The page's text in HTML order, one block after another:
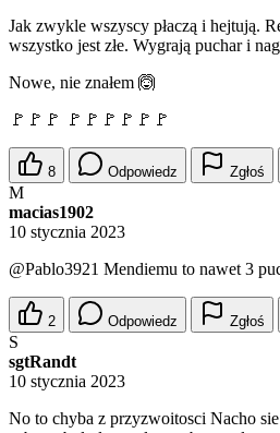
Jak zwykle wszyscy płaczą i hejtują.
wszystko jest złe. Wygrają puchar i
Nowe, nie znałem 🙆
🚩🚩🚩 🚩🚩🚩🚩🚩🚩
8 Odpowiedz Zgłoś
M
macias1902
10 stycznia 2023
@Pablo3921 Mendiemu to nawet 3
2 Odpowiedz Zgłoś
S
sgtRandt
10 stycznia 2023
No to chyba z przyzwoitosci Nacho